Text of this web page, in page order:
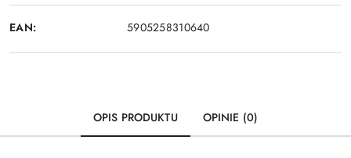
EAN: 5905258310640
OPIS PRODUKTU OPINIE (0)